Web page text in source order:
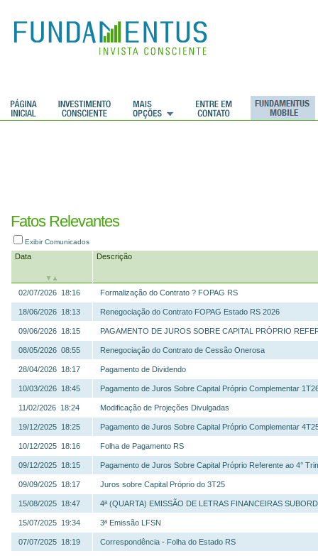
Fatos Relevantes
Exibir Comunicados
Data Descrição
02/07/2026 18:16 Formalização do Contrato ? FOPAG RS
18/06/2026 18:13 Renegociação do Contrato FOPAG Estado RS 2026
09/06/2026 18:15 PAGAMENTO DE JUROS SOBRE CAPITAL PRÓPRIO
08/05/2026 08:55 Renegociação do Contrato de Cessão Onerosa
28/04/2026 18:17 Pagamento de Dividendo
10/03/2026 18:45 Pagamento de Juros Sobre Capital Próprio Complementar
11/02/2026 18:24 Modificação de Projeções Divulgadas
19/12/2025 18:25 Pagamento de Juros Sobre Capital Próprio Complementar
10/12/2025 18:16 Folha de Pagamento RS
09/12/2025 18:15 Pagamento de Juros Sobre Capital Próprio Referente ao 4°
09/09/2025 18:17 Juros sobre Capital Próprio do 3T25
15/08/2025 18:47 4ª (QUARTA) EMISSÃO DE LETRAS FINANCEIRAS
15/07/2025 19:34 3ª Emissão LFSN
07/07/2025 18:19 Correspondência - Folha do Estado RS